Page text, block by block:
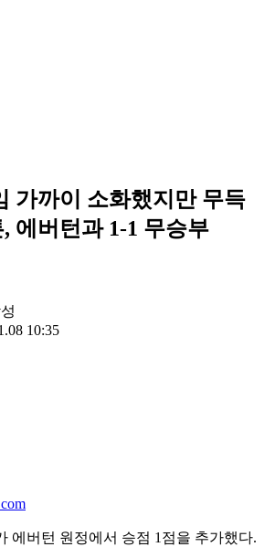
가까이 소화했지만 무득
에버턴과 1-1 무승부
10:35
에버턴 원정에서 승점 1점을 추가했다.